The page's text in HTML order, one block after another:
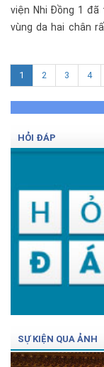
viện Nhi Đồng 1 đã
vùng da hai chân
1 2 3 4
HỎI ĐÁP
SỰ KIỆN QUA ẢNH